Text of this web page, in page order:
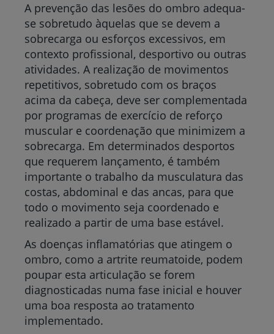
A prevenção das lesões do ombro adequa-
se sobretudo àquelas que se devem a
sobrecarga ou esforços excessivos, em
contexto profissional, desportivo ou outras
atividades. A realização de movimentos
repetitivos, sobretudo com os braços
acima da cabeça, deve ser complementada
por programas de exercício de reforço
muscular e coordenação que minimizem a
sobrecarga. Em determinados desportos
que requerem lançamento, é também
importante o trabalho da musculatura das
costas, abdominal e das ancas, para que
todo o movimento seja coordenado e
realizado a partir de uma base estável.
As doenças inflamatórias que atingem o
ombro, como a artrite reumatoide, podem
poupar esta articulação se forem
diagnosticadas numa fase inicial e houver
uma boa resposta ao tratamento
implementado.